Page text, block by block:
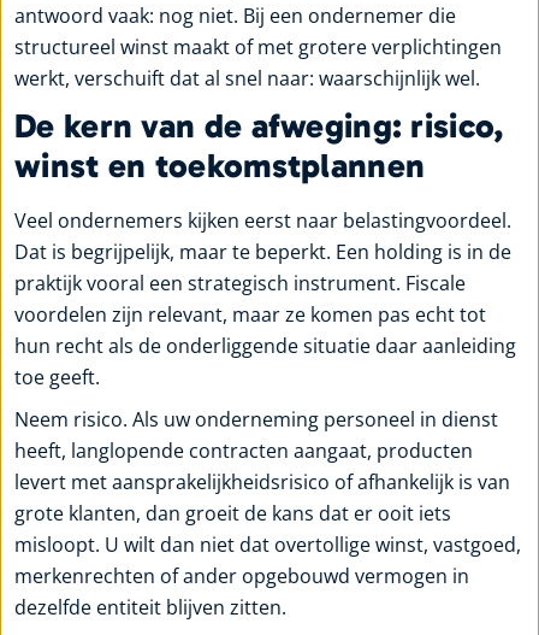
antwoord vaak: nog niet. Bij een ondernemer die
structureel winst maakt of met grotere verplichtingen
werkt, verschuift dat al snel naar: waarschijnlijk wel.
De kern van de afweging: risico,
winst en toekomstplannen
Veel ondernemers kijken eerst naar belastingvoordeel.
Dat is begrijpelijk, maar te beperkt. Een holding is in de
praktijk vooral een strategisch instrument. Fiscale
voordelen zijn relevant, maar ze komen pas echt tot
hun recht als de onderliggende situatie daar aanleiding
toe geeft.
Neem risico. Als uw onderneming personeel in dienst
heeft, langlopende contracten aangaat, producten
levert met aansprakelijkheidsrisico of afhankelijk is van
grote klanten, dan groeit de kans dat er ooit iets
misloopt. U wilt dan niet dat overtollige winst, vastgoed,
merkenrechten of ander opgebouwd vermogen in
dezelfde entiteit blijven zitten.